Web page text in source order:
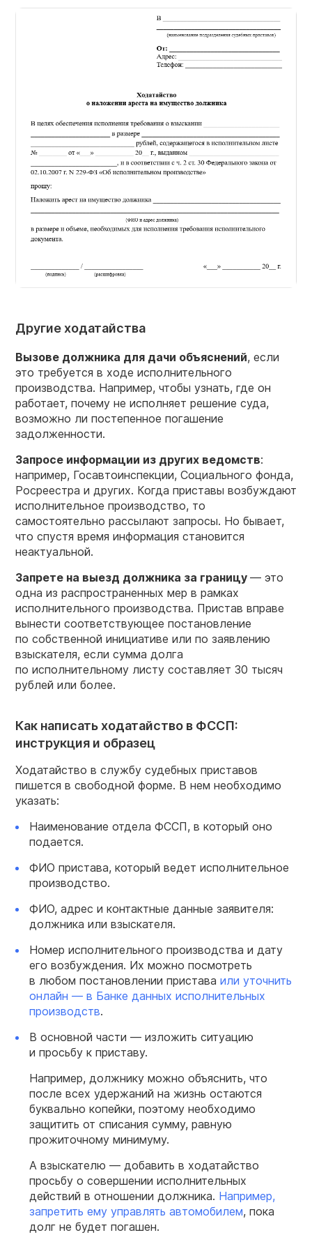
Другие ходатайства
Вызове должника для дачи объяснений, если
это требуется в ходе исполнительного
производства. Например, чтобы узнать, где он
работает, почему не исполняет решение суда,
возможно ли постепенное погашение
задолженности.
Запросе информации из других ведомств:
например, Госавтоинспекции, Социального фонда,
Росреестра и других. Когда приставы возбуждают
исполнительное производство, то
самостоятельно рассылают запросы. Но бывает,
что спустя время информация становится
неактуальной.
Запрете на выезд должника за границу — это
одна из распространенных мер в рамках
исполнительного производства. Пристав вправе
вынести соответствующее постановление
по собственной инициативе или по заявлению
взыскателя, если сумма долга
по исполнительному листу составляет 30 тысяч
рублей или более.
Как написать ходатайство в ФССП:
инструкция и образец
Ходатайство в службу судебных приставов
пишется в свободной форме. В нем необходимо
указать:
Наименование отдела ФССП, в который оно
подается.
ФИО пристава, который ведет исполнительное
производство.
ФИО, адрес и контактные данные заявителя:
должника или взыскателя.
Номер исполнительного производства и дату
его возбуждения. Их можно посмотреть
в любом постановлении пристава или уточнить
онлайн — в Банке данных исполнительных
производств.
В основной части — изложить ситуацию
и просьбу к приставу.
Например, должнику можно объяснить, что
после всех удержаний на жизнь остаются
буквально копейки, поэтому необходимо
защитить от списания сумму, равную
прожиточному минимуму.
А взыскателю — добавить в ходатайство
просьбу о совершении исполнительных
действий в отношении должника. Например,
запретить ему управлять автомобилем, пока
долг не будет погашен.